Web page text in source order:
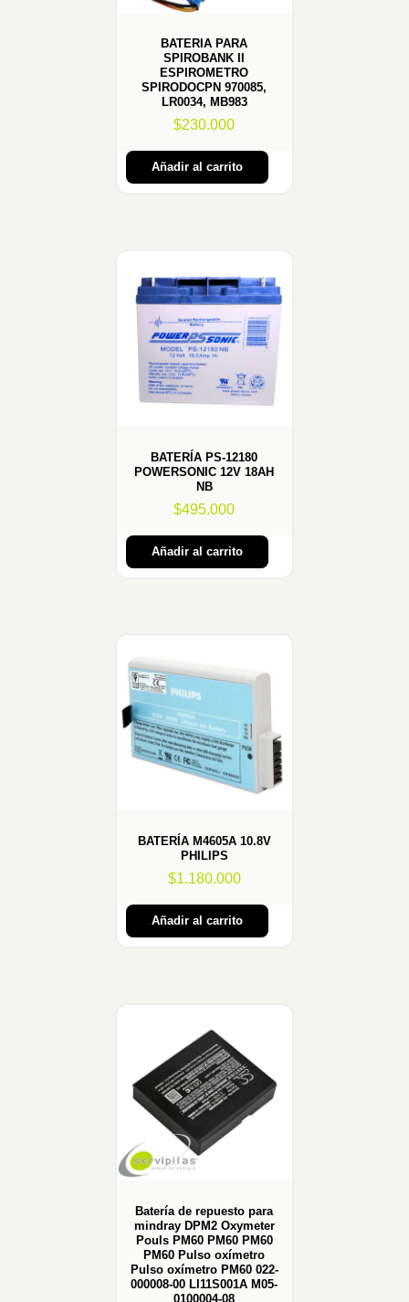
BATERIA PARA
SPIROBANK II
ESPIROMETRO
SPIRODOCPN 970085,
LR0034, MB983
$230.000
Añadir al carrito
BATERÍA PS-12180
POWERSONIC 12V 18AH
NB
$495.000
Añadir al carrito
BATERÍA M4605A 10.8V
PHILIPS
$1.180.000
Añadir al carrito
Batería de repuesto para
mindray DPM2 Oxymeter
Pouls PM60 PM60 PM60
PM60 Pulso oxímetro
Pulso oxímetro PM60 022-
000008-00 LI11S001A M05-
0100004-08